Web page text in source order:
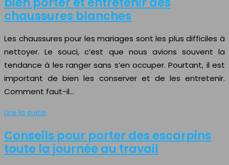
chaussures blanches
Les chaussures pour les mariages sont les plus difficiles à
nettoyer. Le souci, c’est que nous avions souvent la
tendance à les ranger sans s’en occuper. Pourtant, il est
important de bien les conserver et de les entretenir.
Comment faut-il…
Lire la suite
Conseils pour porter des escarpins
toute la journée au travail